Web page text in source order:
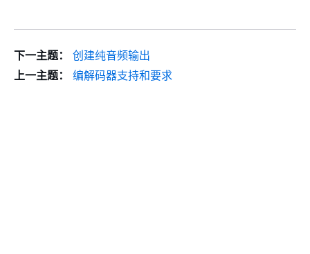
下一主题：
创建纯音频输出
上一主题：
编解码器支持和要求